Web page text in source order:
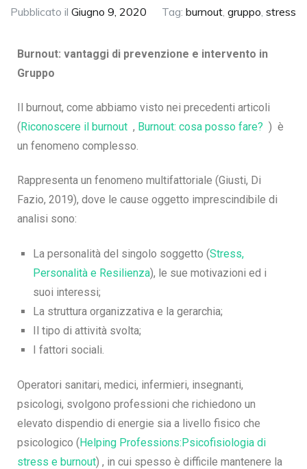
Pubblicato il Giugno 9, 2020 Tag: burnout, gruppo stress
Burnout: vantaggi di prevenzione e intervento in
Gruppo
Il burnout, come abbiamo visto nei precedenti articoli
(Riconoscere il burnout , Burnout: cosa posso fare? ) è
un fenomeno complesso.
Rappresenta un fenomeno multifattoriale (Giusti, Di
Fazio, 2019), dove le cause oggetto imprescindibile di
analisi sono:
La personalità del singolo soggetto (Stress,
Personalità e Resilienza), le sue motivazioni ed i
suoi interessi;
La struttura organizzativa e la gerarchia;
Il tipo di attività svolta;
I fattori sociali.
Operatori sanitari, medici, infermieri, insegnanti,
psicologi, svolgono professioni che richiedono un
elevato dispendio di energie sia a livello fisico che
psicologico (Helping Professions:Psicofisiologia di
stress e burnout) , in cui spesso è difficile mantenere la